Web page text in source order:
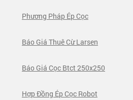
Phương Pháp Ép Cọc
Báo Giá Thuê Cừ Larsen
Báo Giá Cọc Btct 250x250
Hợp Đồng Ép Cọc Robot